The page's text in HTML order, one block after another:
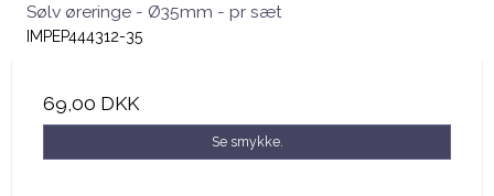
Sølv øreringe - Ø35mm - pr sæt
IMPEP444312-35
69,00 DKK
Se smykke.